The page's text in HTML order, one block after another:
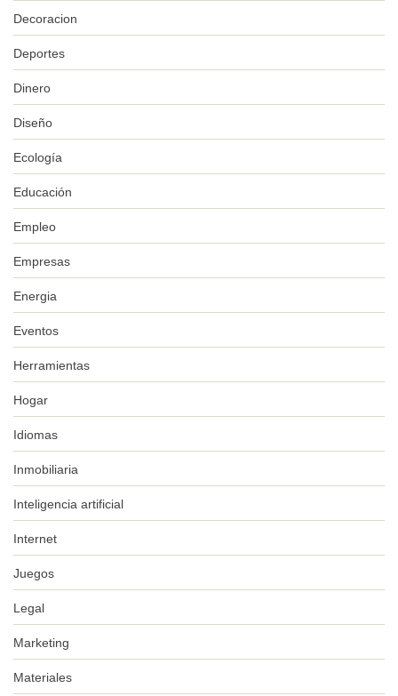
Decoracion
Deportes
Dinero
Diseño
Ecología
Educación
Empleo
Empresas
Energia
Eventos
Herramientas
Hogar
Idiomas
Inmobiliaria
Inteligencia artificial
Internet
Juegos
Legal
Marketing
Materiales